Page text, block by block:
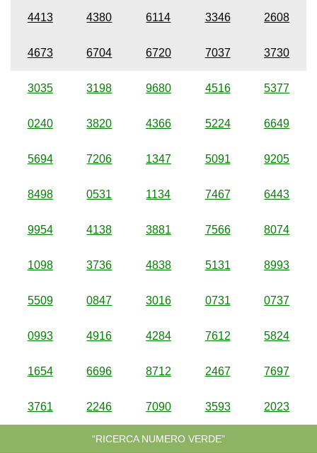
4413 4380 6114 3346 2608
4673 6704 6720 7037 3730
3035 3198 9680 4516 5377
0240 3820 4366 5224 6649
5694 7206 1347 5091 9205
8498 0531 1134 7467 6443
9954 4138 3881 7566 8074
1098 3736 4838 5131 8993
5509 0847 3016 0731 0737
0993 4916 4284 7612 5824
1654 6696 8712 2467 7697
3761 2246 7090 3593 2023
“RICERCA NUMERO VERDE”